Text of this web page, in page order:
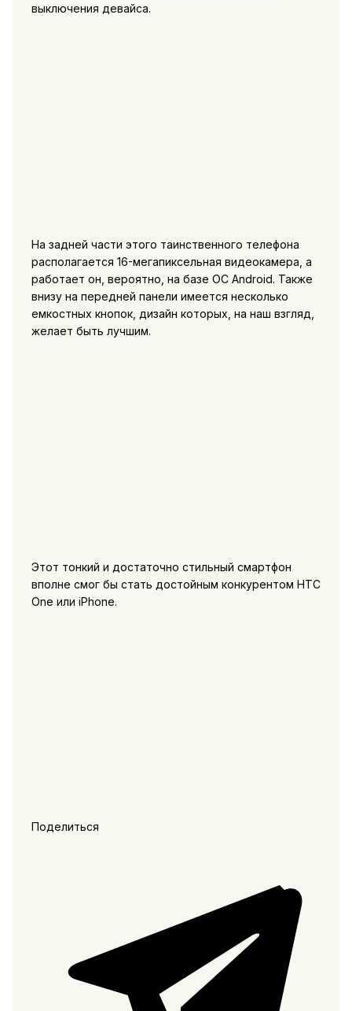
выключения девайса.
На задней части этого таинственного телефона
располагается 16-мегапиксельная видеокамера, а
работает он, вероятно, на базе ОС Android. Также
внизу на передней панели имеется несколько
емкостных кнопок, дизайн которых, на наш взгляд,
желает быть лучшим.
Этот тонкий и достаточно стильный смартфон
вполне смог бы стать достойным конкурентом HTC
One или iPhone.
Поделиться